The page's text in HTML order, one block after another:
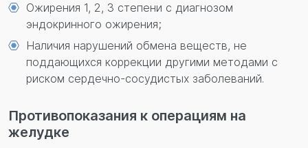
Ожирения 1, 2, 3 степени с диагнозом
эндокринного ожирения;
Наличия нарушений обмена веществ, не
поддающихся коррекции другими методами с
риском сердечно-сосудистых заболеваний.
Противопоказания к операциям на
желудке